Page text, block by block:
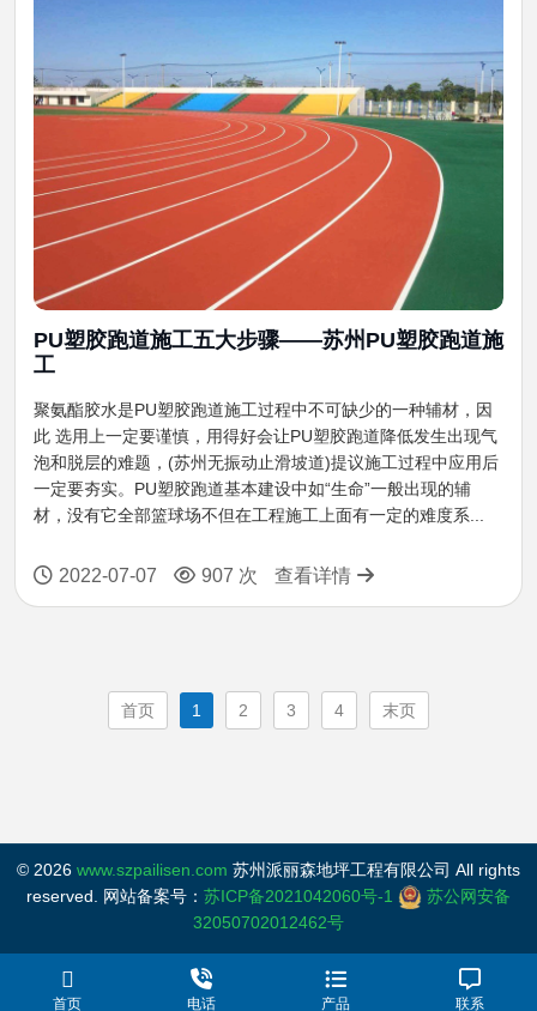
PU塑胶跑道施工五大步骤——​苏州PU塑胶跑道施
工
聚氨酯胶水是PU塑胶跑道施工过程中不可缺少的一种辅材，因
此 选用上一定要谨慎，用得好会让PU塑胶跑道降低发生出现气
泡和脱层的难题，(苏州无振动止滑坡道)提议施工过程中应用后
一定要夯实。PU塑胶跑道基本建设中如“生命”一般出现的辅
材，没有它全部篮球场不但在工程施工上面有一定的难度系...
2022-07-07 907 次 查看详情
首页 1 2 3 4 末页
© 2026 www.szpailisen.com 苏州派丽森地坪工程有限公司 All rights
reserved. 网站备案号： 苏ICP备2021042060号-1
苏公网安备
32050702012462号
首页 电话 产品 联系